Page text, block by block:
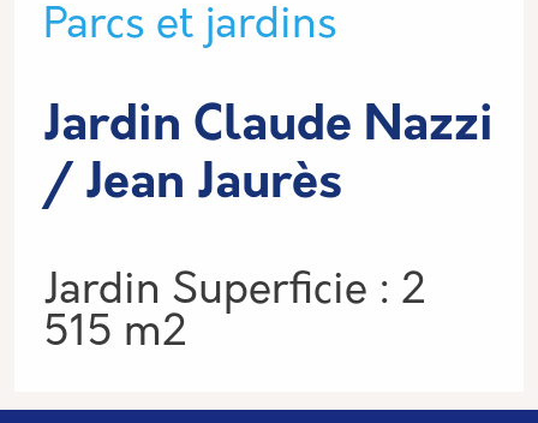
Type de lieu
Parcs et jardins
Jardin Claude Nazzi
/ Jean Jaurès
Informations
Jardin Superficie : 2
515 m2